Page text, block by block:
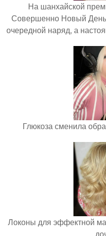
На шанхайской
Совершенно Новый
очередной наряд, а
Глюкоза сменила
Локоны для эффектной